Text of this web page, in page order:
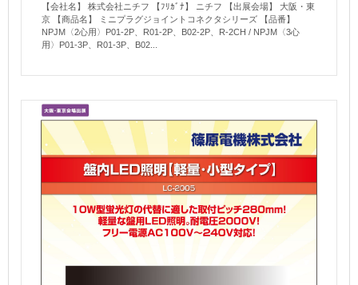
【会社名】 株式会社ニチフ 【ﾌﾘｶﾞﾅ】 ニチフ 【出展会場】 大阪・東
京 【商品名】 ミニプラグジョイントコネクタシリーズ 【品番】
NPJM〈2心用〉P01-2P、R01-2P、B02-2P、R-2CH / NPJM〈3心
用〉P01-3P、R01-3P、B02...